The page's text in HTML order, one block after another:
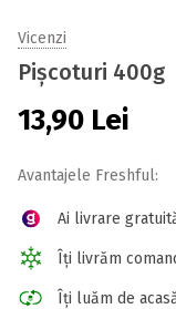
Vicenzi
Pișcoturi 400g
13,90 Lei
Avantajele Freshful:
Ai livrare
Îți livrăm
Îți luăm de